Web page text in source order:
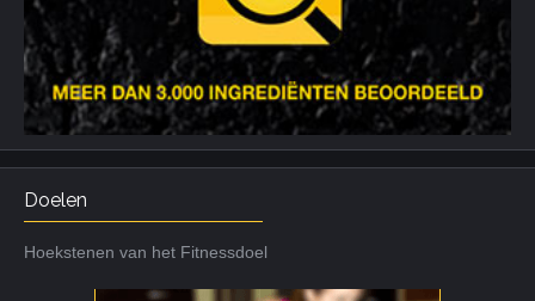
Doelen
Hoekstenen van het Fitnessdoel